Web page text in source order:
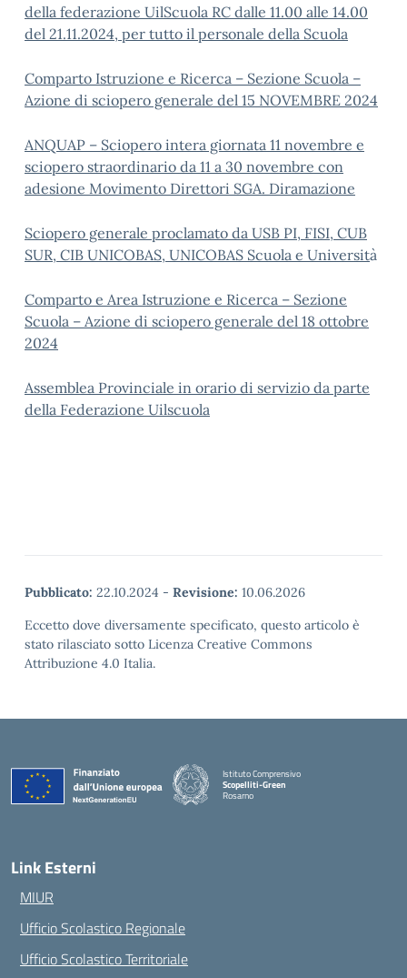
della federazione UilScuola RC dalle 11.00 alle 14.00
del 21.11.2024, per tutto il personale della Scuola
Comparto Istruzione e Ricerca – Sezione Scuola –
Azione di sciopero generale del 15 NOVEMBRE 2024
ANQUAP – Sciopero intera giornata 11 novembre e
sciopero straordinario da 11 a 30 novembre con
adesione Movimento Direttori SGA. Diramazione
Sciopero generale proclamato da USB PI, FISI, CUB
SUR, CIB UNICOBAS, UNICOBAS Scuola e Università
Comparto e Area Istruzione e Ricerca – Sezione
Scuola – Azione di sciopero generale del 18 ottobre
2024
Assemblea Provinciale in orario di servizio da parte
della Federazione Uilscuola
Pubblicato: 22.10.2024 - Revisione: 10.06.2026
Eccetto dove diversamente specificato, questo articolo è
stato rilasciato sotto Licenza Creative Commons
Attribuzione 4.0 Italia.
Istituto Comprensivo
Scopelliti-Green
Rosarno
Link Esterni
MIUR
Ufficio Scolastico Regionale
Ufficio Scolastico Territoriale